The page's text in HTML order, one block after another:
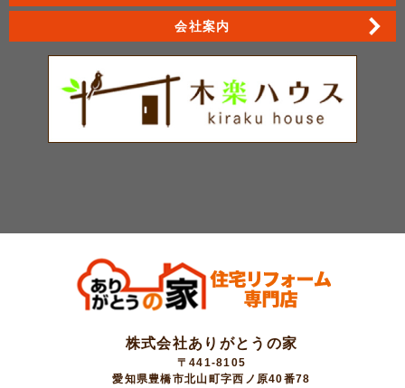
会社案内
株式会社ありがとうの家
〒441-8105
愛知県豊橋市北山町字西ノ原40番78